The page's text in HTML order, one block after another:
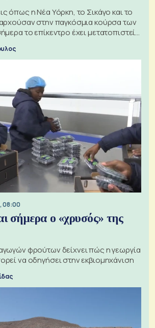
όπως η Νέα Υόρκη, το Σικάγο και το
στην παγκόσμια κούρσα των
το επίκεντρο έχει μετατοπιστεί
08:00
σήμερα ο «χρυσός» της
φρούτων δείχνει πώς η γεωργία
να οδηγήσει στην εκβιομηχάνιση